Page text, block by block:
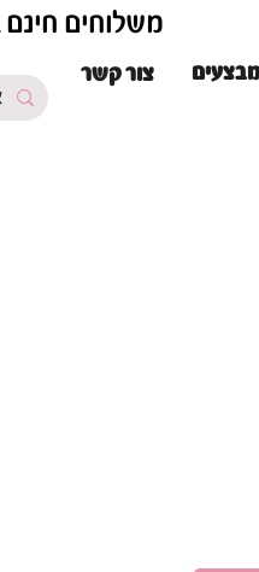
צור קשר מבצעים
משלוחים חינם